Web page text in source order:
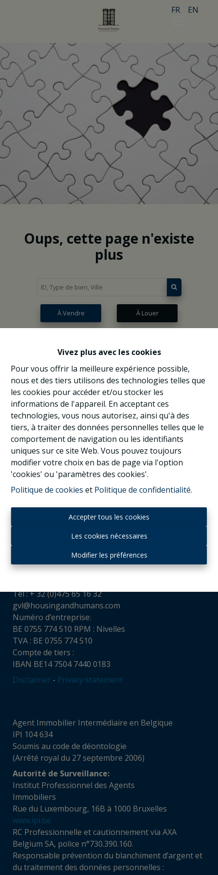
Vivez plus avec les cookies
Pour vous offrir la meilleure expérience possible,
nous et des tiers utilisons des technologies telles que
les cookies pour accéder et/ou stocker les
informations de l'appareil. En acceptant ces
technologies, vous nous autorisez, ainsi qu'à des
tiers, à traiter des données personnelles telles que le
comportement de navigation ou les identifiants
uniques sur ce site Web. Vous pouvez toujours
modifier votre choix en bas de page via l'option
'cookies' ou 'paramètres des cookies'.
Politique de cookies et Politique de confidentialité.
Accepter tous les cookies
Les cookies nécessaires
Modifier les préférences
FR EN
Oups, cette page n'existe
plus
À Vendre À Louer
Housing and Humans srl
Chaussée de Louvain, 521
Tél : + 32 (0)475 65 16 32
gvl@housingandhumans.com
Numéro d’entreprise:
BE 0755 774 510 RPM : Nivelles
TVA : BE 0755 774 510
Compte de tiers :
IBAN BE14 7504 7440 0183
Disclaimer - Privacy statement
Agent Immobilier Intermédiaire en Belgique
IPI 104 634
Soumis au code de déontologie
(Arrêté royal du 27 septembre 2006)
Autorité de Surveillance:
Institut Professionnel des Agents
Immobiliers
Rue du Luxembourg, 16B à 1000 Bruxelles
www.ipi.be
RC Professionnelle et cautionnement via AXA
Belgium SA, police n°730.390.160.
Responsable prévention du blanchiment d’argent et
du traitement des données personnelles :